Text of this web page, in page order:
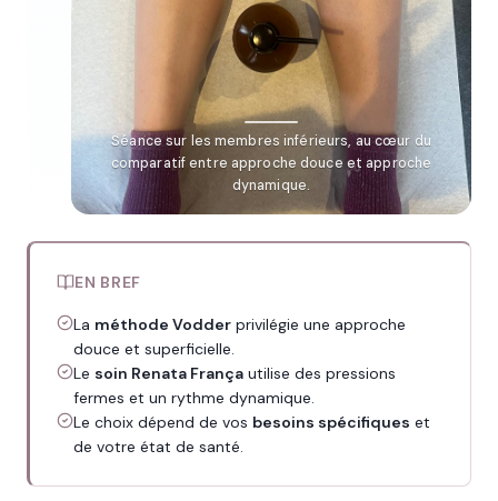
Séance sur les membres inférieurs, au cœur du
comparatif entre approche douce et approche
dynamique.
EN BREF
La méthode Vodder privilégie une approche
douce et superficielle.
Le soin Renata França utilise des pressions
fermes et un rythme dynamique.
Le choix dépend de vos besoins spécifiques et
de votre état de santé.